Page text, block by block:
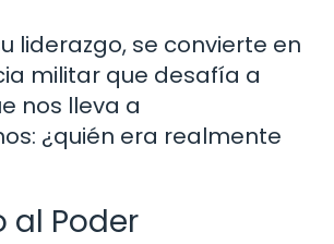
liderazgo, se convierte en
militar que desafía a
nos lleva a
¿quién era realmente
al Poder